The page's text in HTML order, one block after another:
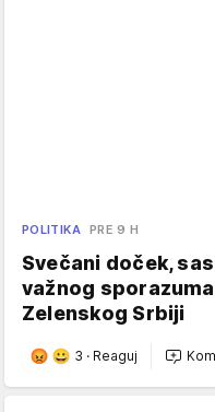
POLITIKA PRE 9 H
Svečani doček,
važnog
Zelenskog Srbiji
3 · Reaguj